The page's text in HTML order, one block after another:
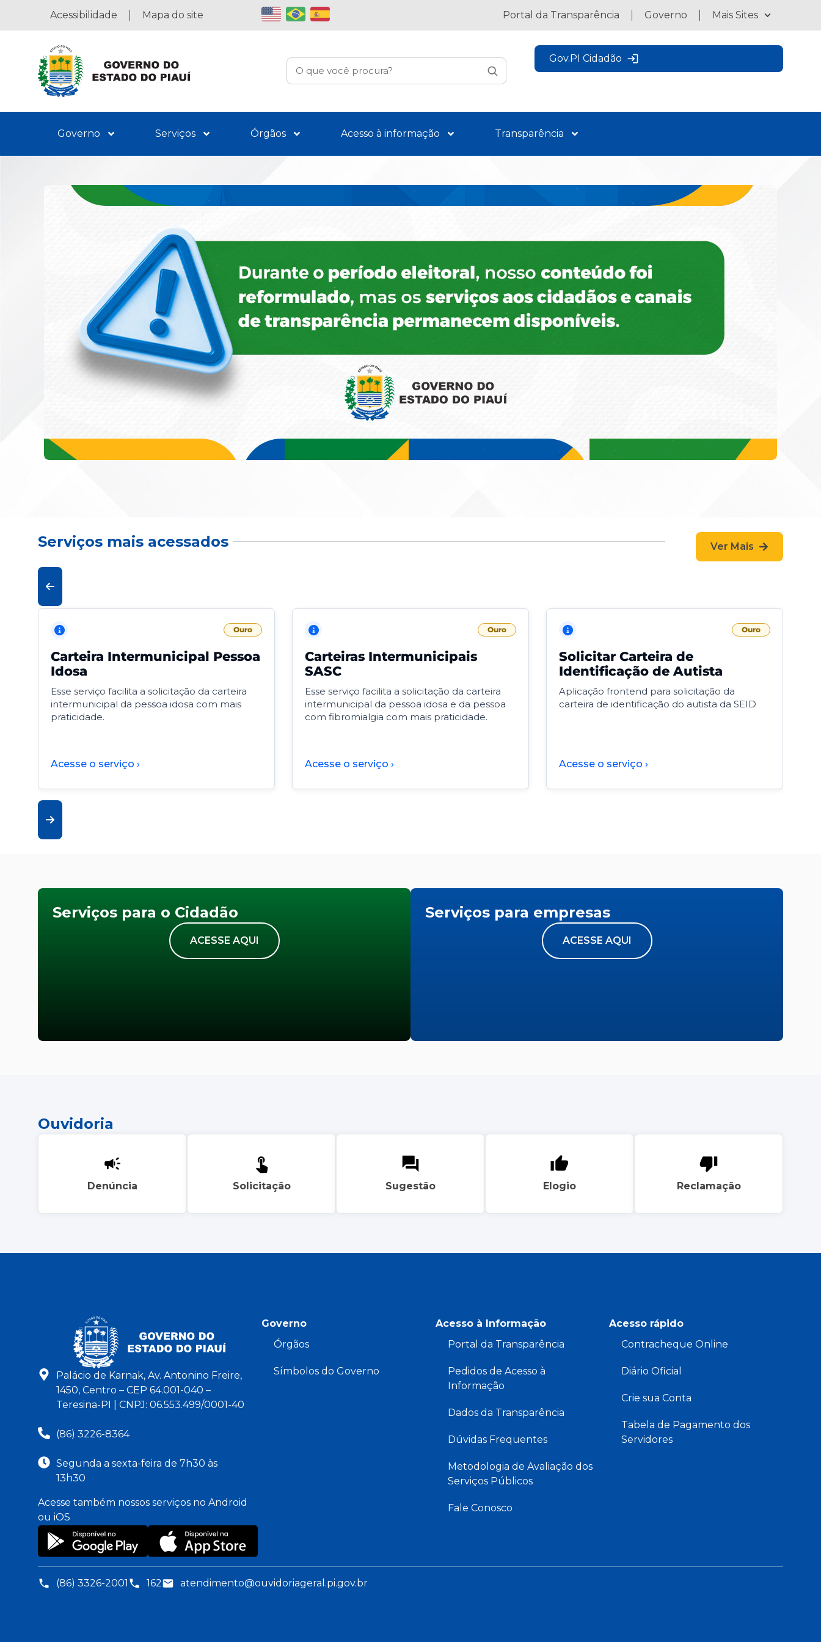
Acessibilidade Mapa do site Portal da Transparência Governo Mais Sites
Gov.PI Cidadão
Governo Serviços Órgãos Acesso à informação Transparência
Serviços mais acessados Ver Mais
Ouro
Carteira Intermunicipal Pessoa
Idosa
Esse serviço facilita a solicitação da carteira
intermunicipal da pessoa idosa com mais
praticidade.
Acesse o serviço ›
Ouro
Carteiras Intermunicipais
SASC
Esse serviço facilita a solicitação da carteira
intermunicipal da pessoa idosa e da pessoa
com fibromialgia com mais praticidade.
Acesse o serviço ›
Ouro
Solicitar Carteira de
Identificação de Autista
Aplicação frontend para solicitação da
carteira de identificação do autista da SEID
Acesse o serviço ›
Serviços para o Cidadão
ACESSE AQUI
Serviços para empresas
ACESSE AQUI
Ouvidoria
Denúncia Solicitação Sugestão Elogio Reclamação
Palácio de Karnak, Av. Antonino Freire,
1450, Centro – CEP 64.001-040 –
Teresina-PI | CNPJ: 06.553.499/0001-40
(86) 3226-8364
Segunda a sexta-feira de 7h30 às
13h30
Acesse também nossos serviços no Android
ou iOS
Governo
Órgãos
Símbolos do Governo
Acesso à Informação
Portal da Transparência
Pedidos de Acesso à
Informação
Dados da Transparência
Dúvidas Frequentes
Metodologia de Avaliação dos
Serviços Públicos
Fale Conosco
Acesso rápido
Contracheque Online
Diário Oficial
Crie sua Conta
Tabela de Pagamento dos
Servidores
(86) 3326-2001 162 atendimento@ouvidoriageral.pi.gov.br